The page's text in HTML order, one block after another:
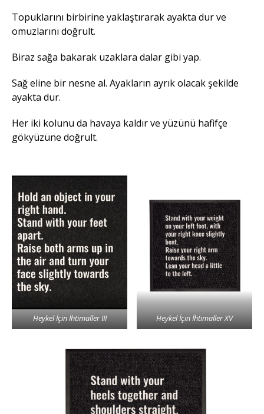
Topuklarını birbirine yaklaştırarak ayakta dur ve
omuzlarını doğrult.
Biraz sağa bakarak uzaklara dalar gibi yap.
Sağ eline bir nesne al. Ayakların ayrık olacak şekilde
ayakta dur.
Her iki kolunu da havaya kaldır ve yüzünü hafifçe
gökyüzüne doğrult.
Heykel İçin İhtimaller III Heykel İçin İhtimaller XV